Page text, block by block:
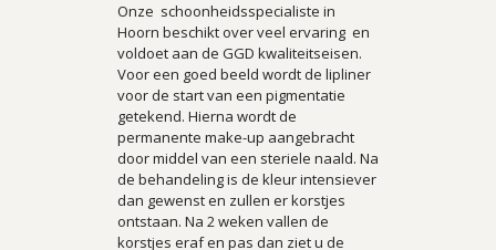
Onze schoonheidsspecialiste in
Hoorn beschikt over veel ervaring en
voldoet aan de GGD kwaliteitseisen.
Voor een goed beeld wordt de lipliner
voor de start van een pigmentatie
getekend. Hierna wordt de
permanente make-up aangebracht
door middel van een steriele naald. Na
de behandeling is de kleur intensiever
dan gewenst en zullen er korstjes
ontstaan. Na 2 weken vallen de
korstjes eraf en pas dan ziet u de